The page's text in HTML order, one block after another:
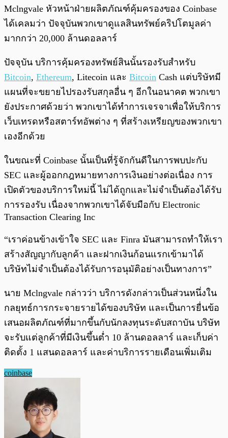
Mclngvale หัวหน้าฝ่ายผลิตภัณฑ์คุ้มครองของ Coinbase
ได้เคลมว่า ปัจจุบันพวกเขาดูแลสินทรัพย์คริปโตมูลค่า
มากกว่า 20,000 ล้านดอลลาร์
ปัจจุบัน บริการคุ้มครองทรัพย์สินนั้นรองรับสำหรับ
Bitcoin, Ethereum, Litecoin และ Bitcoin Cash แต่บริษัทมี
แผนที่จะขยายไปรองรับสกุลอื่น ๆ อีกในอนาคต พวกเขา
ยังประกาศด้วยว่า พวกเขาได้ทำการเจรจาเพื่อให้บริการ
เว็บเทรดหรือสตาร์ทอัพต่าง ๆ ที่สร้างเหรียญของพวกเขา
เองอีกด้วย
ในขณะที่ Coinbase นั้นเป็นที่รู้จักกันดีในการพบปะกับ
SEC และผู้ออกกฎหมายทางการเงินอย่างต่อเนื่อง การ
เปิดตัวของบริการใหม่นี้ ไม่ได้ถูกและไม่จำเป็นต้องได้รับ
การรองรับ เนื่องจากพวกเขาได้จับมือกับ Electronic
Transaction Clearing Inc
“เราค่อนข้างเข้าใจ SEC และ Finra มันสามารถทำให้เรา
สร้างสัญญากับลูกค้า และฝากเงินก้อนแรกเข้ามาได้
บริษัทไม่จำเป็นต้องได้รับการอนุมัติอย่างเป็นทางการ”
นาย Mclngvale กล่าวว่า บริการดังกล่าวเป็นส่วนหนึ่งใน
กลยุทธ์การกระจายรายได้ของบริษัท และเป็นการยื่นข้อ
เสนอผลิตภัณฑ์ที่มากขึ้นกับนักลงทุนระดับสถาบัน บริษัท
จะรับแต่ลูกค้าที่มีเงินขึ้นต่ำ 10 ล้านดอลลาร์ และเก็บค่า
ติดตั้ง 1 แสนดอลลาร์ และค่าบริการรายเดือนเพิ่มเติม
coinbase